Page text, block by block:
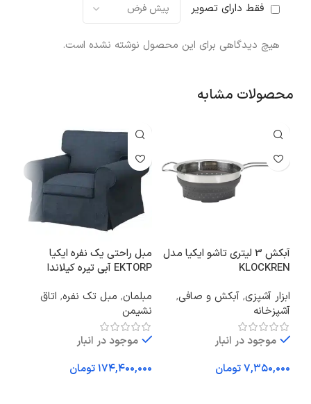
فقط دارای تصویر
هیچ دیدگاهی برای این محصول نوشته نشده است.
محصولات مشابه
آبکش 3 لیتری تاشو ایکیا مدل
KLOCKREN
ابزار آشپزی, آبکش و صافی,
آشپزخانه
موجود در انبار
تومان
مبل راحتی یک‌ نفره ایکیا
EKTORP آبی تیره کیلاندا
مبلمان, مبل تک نفره, اتاق
نشیمن
موجود در انبار
تومان